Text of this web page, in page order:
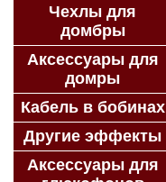
Чехлы для
домбры
Аксессуары для
домры
Кабель в бобинах
Другие эффекты
Аксессуары для